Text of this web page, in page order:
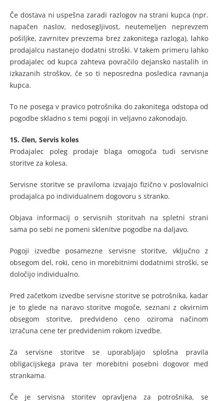
Če dostava ni uspešna zaradi razlogov na strani kupca (npr.
napačen naslov, nedosegljivost, neutemeljen neprevzem
pošiljke, zavrnitev prevzema brez zakonitega razloga), lahko
prodajalcu nastanejo dodatni stroški. V takem primeru lahko
prodajalec od kupca zahteva povračilo dejansko nastalih in
izkazanih stroškov, če so ti neposredna posledica ravnanja
kupca.
To ne posega v pravico potrošnika do zakonitega odstopa od
pogodbe skladno s temi pogoji in veljavno zakonodajo.
15. člen, Servis koles
Prodajalec poleg prodaje blaga omogoča tudi servisne
storitve za kolesa.
Servisne storitve se praviloma izvajajo fizično v poslovalnici
prodajalca po individualnem dogovoru s stranko.
Objava informacij o servisnih storitvah na spletni strani
sama po sebi ne pomeni sklenitve pogodbe na daljavo.
Pogoji izvedbe posamezne servisne storitve, vključno z
obsegom del, roki, ceno in morebitnimi dodatnimi stroški, se
določijo individualno.
Pred začetkom izvedbe servisne storitve se potrošnika, kadar
je to glede na naravo storitve mogoče, seznani z okvirnim
obsegom storitve, predvideno ceno oziroma načinom
izračuna cene ter predvidenim rokom izvedbe.
Za servisne storitve se uporabljajo splošna pravila
obligacijskega prava ter morebitni posebni dogovor med
strankama.
Če je servisna storitev opravljena za potrošnika, se